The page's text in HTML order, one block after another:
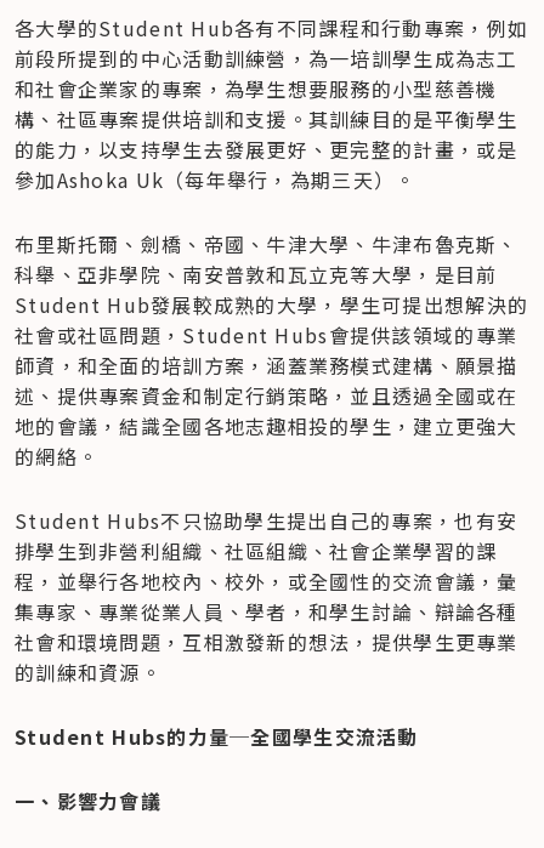
各大學的Student Hub各有不同課程和行動專案，例如
前段所提到的中心活動訓練營，為一培訓學生成為志工
和社會企業家的專案，為學生想要服務的小型慈善機
構、社區專案提供培訓和支援。其訓練目的是平衡學生
的能力，以支持學生去發展更好、更完整的計畫，或是
參加Ashoka Uk（每年舉行，為期三天）。
布里斯托爾、劍橋、帝國、牛津大學、牛津布魯克斯、
科舉、亞非學院、南安普敦和瓦立克等大學，是目前
Student Hub發展較成熟的大學，學生可提出想解決的
社會或社區問題，Student Hubs會提供該領域的專業
師資，和全面的培訓方案，涵蓋業務模式建構、願景描
述、提供專案資金和制定行銷策略，並且透過全國或在
地的會議，結識全國各地志趣相投的學生，建立更強大
的網絡。
Student Hubs不只協助學生提出自己的專案，也有安
排學生到非營利組織、社區組織、社會企業學習的課
程，並舉行各地校內、校外，或全國性的交流會議，彙
集專家、專業從業人員、學者，和學生討論、辯論各種
社會和環境問題，互相激發新的想法，提供學生更專業
的訓練和資源。
Student Hubs的力量─全國學生交流活動
一、影響力會議